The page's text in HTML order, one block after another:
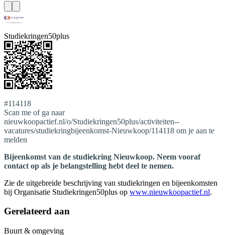
Studiekringen50plus
#114118
Scan me of ga naar
nieuwkoopactief.nl/o/Studiekringen50plus/activiteiten--
vacatures/studiekringbijeenkomst-Nieuwkoop/114118 om je aan te
melden
Bijeenkomst van de studiekring Nieuwkoop. Neem vooraf
contact op als je belangstelling hebt deel te nemen.
Zie de uitgebreide beschrijving van studiekringen en bijeenkomsten
bij Organisatie Studiekringen50plus op www.nieuwkoopactief.nl.
Gerelateerd aan
Buurt & omgeving